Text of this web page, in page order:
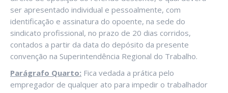
ser apresentado individual e pessoalmente, com
identificação e assinatura do opoente, na sede do
sindicato profissional, no prazo de 20 dias corridos,
contados a partir da data do depósito da presente
convenção na Superintendência Regional do Trabalho.
Parágrafo Quarto: Fica vedada a prática pelo
empregador de qualquer ato para impedir o trabalhador